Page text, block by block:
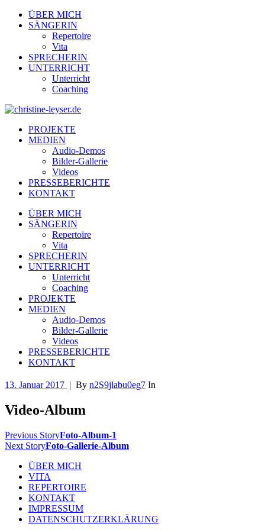
ÜBER MICH
SÄNGERIN
Repertoire
Vita
SPRECHERIN
UNTERRICHT
Unterricht
Coaching
PROJEKTE
MEDIEN
Audio-Demos
Bilder-Gallerie
Videos
PRESSEBERICHTE
KONTAKT
ÜBER MICH
SÄNGERIN
Repertoire
Vita
SPRECHERIN
UNTERRICHT
Unterricht
Coaching
PROJEKTE
MEDIEN
Audio-Demos
Bilder-Gallerie
Videos
PRESSEBERICHTE
KONTAKT
13. Januar 2017 | By n2S9jlabu0eg7 In
Video-Album
Previous StoryFoto-Album-1
Next StoryFoto-Gallerie-Album
ÜBER MICH
VITA
REPERTOIRE
KONTAKT
IMPRESSUM
DATENSCHUTZERKLÄRUNG